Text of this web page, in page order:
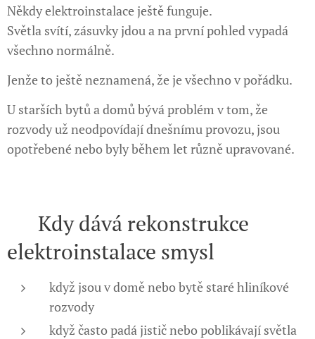
Někdy elektroinstalace ještě funguje.
Světla svítí, zásuvky jdou a na první pohled vypadá
všechno normálně.
Jenže to ještě neznamená, že je všechno v pořádku.
U starších bytů a domů bývá problém v tom, že
rozvody už neodpovídají dnešnímu provozu, jsou
opotřebené nebo byly během let různě upravované.
⚡ Kdy dává rekonstrukce
elektroinstalace smysl
když jsou v domě nebo bytě staré hliníkové
rozvody
když často padá jistič nebo poblikávají světla